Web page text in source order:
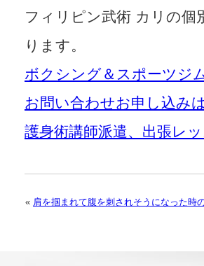
フィリピン武術 カリの個
ります。
ボクシング＆スポーツジ
お問い合わせお申し込み
護身術講師派遣、出張レ
« 肩を掴まれて腹を刺されそうになった時